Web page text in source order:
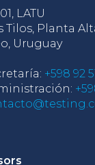
LATU
Tilos, Planta
Uruguay
+598 92